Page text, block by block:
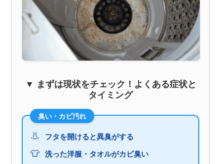
▼ まずは現状をチェック！よくある症状と
タイミング
臭い・カビ汚れ
👃 フタを開けると異臭がする
👕 洗った洋服・タオルがカビ臭い